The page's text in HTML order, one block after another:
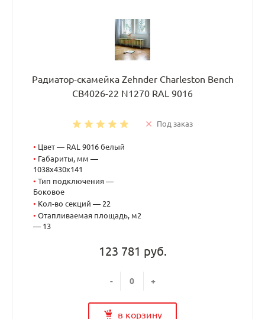
Радиатор-скамейка Zehnder Charleston Bench
CB4026-22 N1270 RAL 9016
Под заказ
• Цвет — RAL 9016 белый
• Габариты, мм —
1038x430x141
• Тип подключения —
Боковое
• Кол-во секций — 22
• Отапливаемая площадь, м2
— 13
123 781 руб.
- +
в корзину